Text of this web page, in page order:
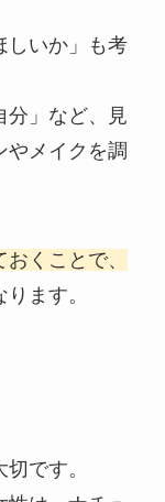
しいか」も考
分」など、見
やメイクを調
くことで、
ます。
です。